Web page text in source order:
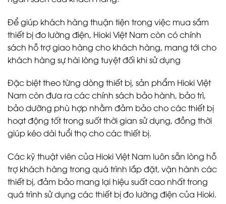
Để giúp khách hàng thuận tiện trong việc mua sắm
thiết bị đo lường điện, Hioki Việt Nam còn có chính
sách hỗ trợ giao hàng cho khách hàng, mang tới cho
khách hàng sự hài lòng tuyệt đối khi sử dụng
Đặc biệt theo từng dòng thiết bị, sản phẩm Hioki Việt
Nam còn đưa ra các chính sách bảo hành, bảo trì,
bảo dưỡng phù hợp nhằm đảm bảo cho các thiết bị
hoạt động tốt trong suốt thời gian sử dụng, đồng thời
giúp kéo dài tuổi thọ cho các thiết bị.
Các kỹ thuật viên của Hioki Việt Nam luôn sẵn lòng hỗ
trợ khách hàng trong quá trình lắp đặt, vận hành các
thiết bị, đảm bảo mang lại hiệu suất cao nhất trong
quá trình sử dụng các thiết bị đo lường điện của Hioki.